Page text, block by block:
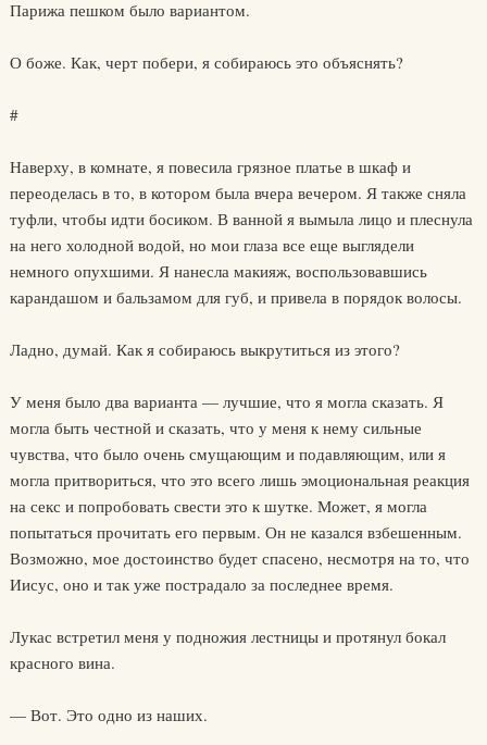
Парижа пешком было вариантом.
О боже. Как, черт побери, я собираюсь это объяснять?
#
Наверху, в комнате, я повесила грязное платье в шкаф и
переоделась в то, в котором была вчера вечером. Я также сняла
туфли, чтобы идти босиком. В ванной я вымыла лицо и плеснула
на него холодной водой, но мои глаза все еще выглядели
немного опухшими. Я нанесла макияж, воспользовавшись
карандашом и бальзамом для губ, и привела в порядок волосы.
Ладно, думай. Как я собираюсь выкрутиться из этого?
У меня было два варианта — лучшие, что я могла сказать. Я
могла быть честной и сказать, что у меня к нему сильные
чувства, что было очень смущающим и подавляющим, или я
могла притвориться, что это всего лишь эмоциональная реакция
на секс и попробовать свести это к шутке. Может, я могла
попытаться прочитать его первым. Он не казался взбешенным.
Возможно, мое достоинство будет спасено, несмотря на то, что
Иисус, оно и так уже пострадало за последнее время.
Лукас встретил меня у подножия лестницы и протянул бокал
красного вина.
— Вот. Это одно из наших.